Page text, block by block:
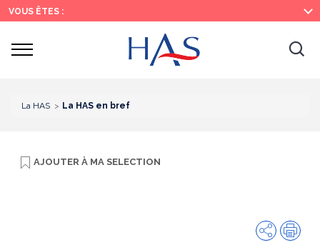
Recherche
Menu
principal
Contenu
principal
VOUS ÊTES :
Ouvrir
La HAS La HAS en bref
AJOUTER À MA SELECTION
Partager